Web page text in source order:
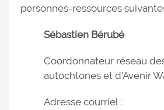
personnes-ressources
Sébastien Bérubé
Coordonnateur réseau
autochtones et d'Avenir
Adresse courriel :